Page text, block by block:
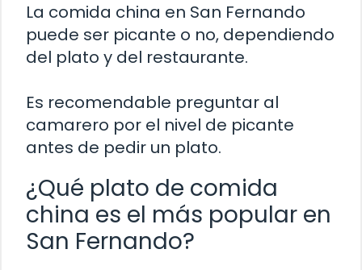
La comida china en San Fernando
puede ser picante o no, dependiendo
del plato y del restaurante.
Es recomendable preguntar al
camarero por el nivel de picante
antes de pedir un plato.
¿Qué plato de comida
china es el más popular en
San Fernando?